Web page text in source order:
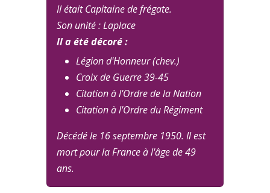
Il était Capitaine de frégate.
Son unité : Laplace
Il a été décoré :
Légion d'Honneur (chev.)
Croix de Guerre 39-45
Citation à l'Ordre de la Nation
Citation à l'Ordre du Régiment
Décédé le 16 septembre 1950. Il est
mort pour la France à l'âge de 49
ans.